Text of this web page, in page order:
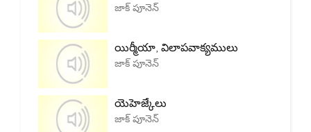
జాక్ పూనెన్
యిర్మీయా, విలాపవాక్యములు
జాక్ పూనెన్
యెహెజ్కేలు
జాక్ పూనెన్